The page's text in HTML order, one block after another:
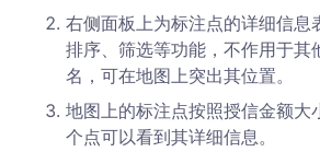
右侧面板上为标注点的详细信息
排序、筛选等功能，不作用于其
名，可在地图上突出其位置。
地图上的标注点按照授信金额大
个点可以看到其详细信息。